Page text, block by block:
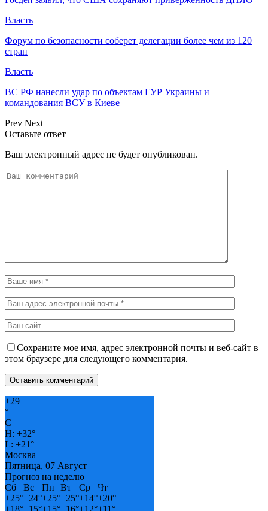
Власть
Форум по безопасности соберет делегации более чем из 120
стран
Власть
ВС РФ нанесли удар по объектам ГУР Украины и
командования ВСУ в Киеве
Prev Next
Оставьте ответ
Ваш электронный адрес не будет опубликован.
Сохраните мое имя, адрес электронной почты и веб-сайт в
этом браузере для следующего комментария.
+29
°
C
H: +32°
L: +21°
Москва
Пятница, 07 Август
Прогноз на неделю
Сб
Вс Пн Вт Ср
Чт
+25°+24°+25°+25°+14°+20°
+18°+15°+15°+16°+12°+11°